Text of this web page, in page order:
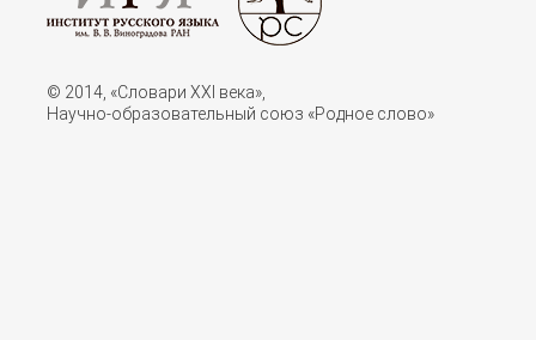
© 2014, «Словари XXI векa»,
Научно-образовательный союз «Родное слово»